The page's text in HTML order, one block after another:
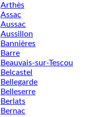
Arthès
Assac
Aussac
Aussillon
Bannières
Barre
Beauvais-sur-Tescou
Belcastel
Bellegarde
Belleserre
Berlats
Bernac